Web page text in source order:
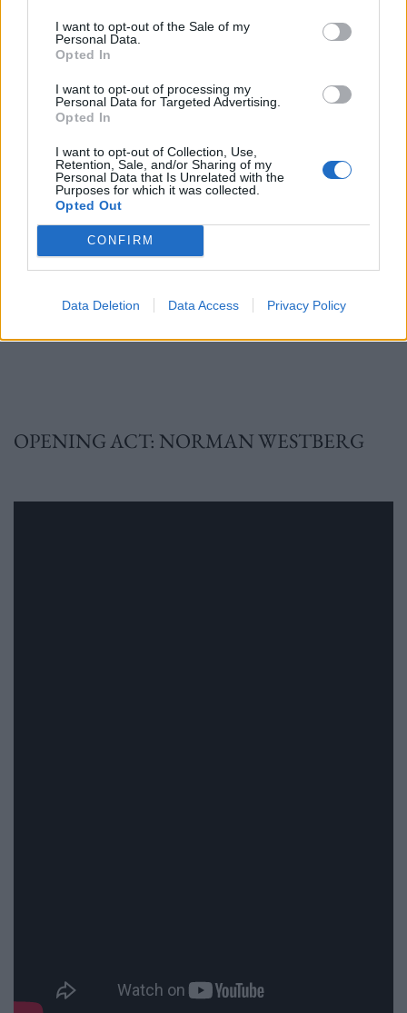
I want to opt-out of the Sale of my
Personal Data.
Opted In
I want to opt-out of processing my
Personal Data for Targeted Advertising.
Opted In
I want to opt-out of Collection, Use,
Retention, Sale, and/or Sharing of my
Personal Data that Is Unrelated with the
Purposes for which it was collected.
Opted Out
CONFIRM
Data Deletion Data Access Privacy Policy
Μichael Gira, 10 Αυγούστου, 2016
Αθήνα: ΘΕΑΤΡΟ ΒΡΑΧΩΝ ΜΕΛΙΝΑ
ΜΕΡΚΟΥΡΗ – 11 ΙΟΥΝΙΟΥ 2023
Θεσσαλονίκη: ΜΟΝΗ ΛΑΖΑΡΙΣΤΩΝ – 13
OPENING ACT: NORMAN WESTBERG